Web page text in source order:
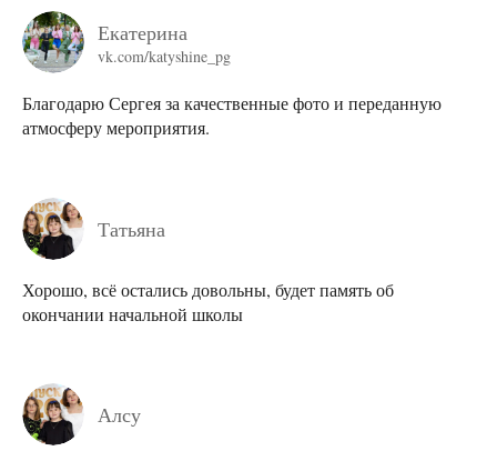
Екатерина
vk.com/katyshine_pg
Благодарю Сергея за качественные фото и переданную
атмосферу мероприятия.
Татьяна
Хорошо, всё остались довольны, будет память об
окончании начальной школы
Алсу